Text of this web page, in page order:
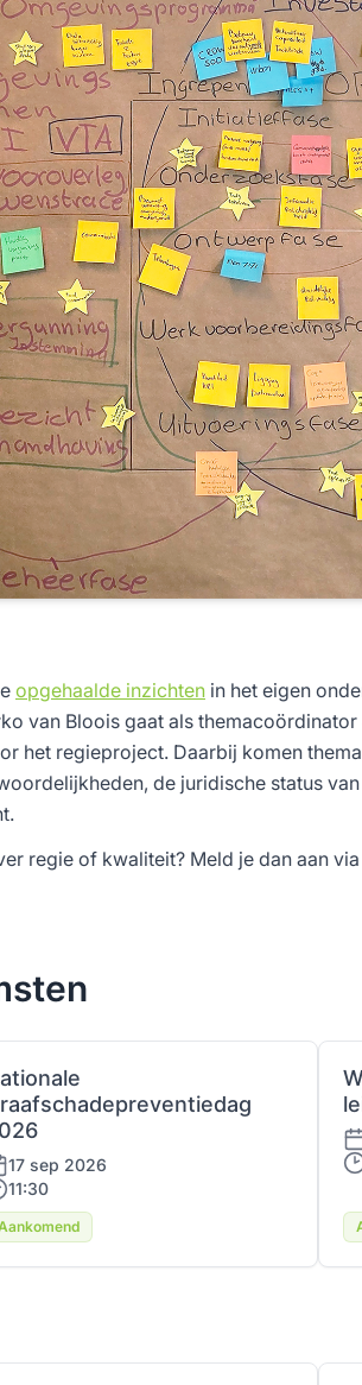
opgehaalde inzichten in het eigen
van Bloois gaat als
het regieproject. Daarbij komen
de juridische status
regie of kwaliteit? Meld je dan aan via
17 sep 2026
11:30